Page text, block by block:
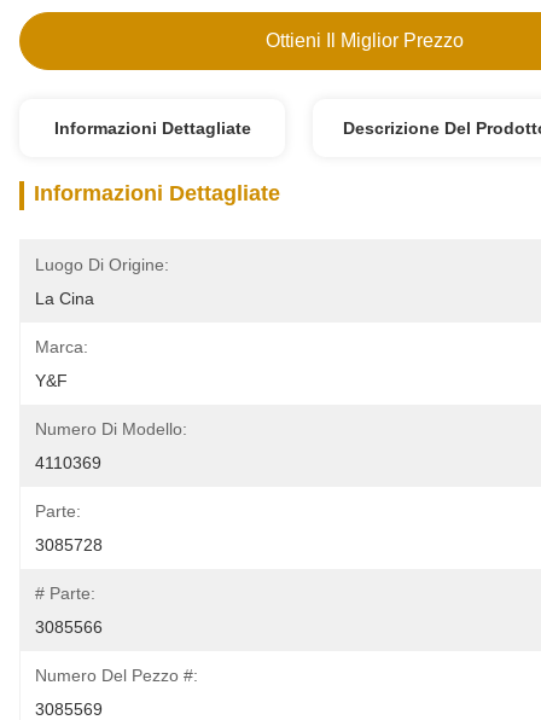
Ottieni Il Miglior Prezzo
Informazioni Dettagliate Descrizione Del
Informazioni Dettagliate
Luogo Di Origine:
La Cina
Marca:
Y&F
Numero Di Modello:
4110369
Parte:
3085728
# Parte:
3085566
Numero Del Pezzo #:
3085569